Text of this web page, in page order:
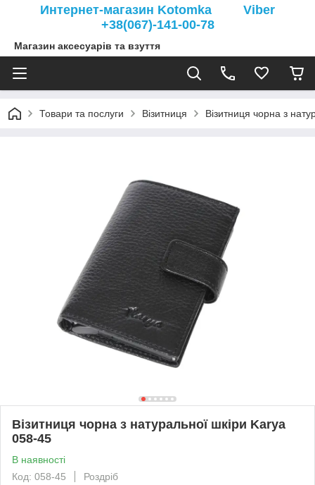
Интернет-магазин Kotomka Viber
+38(067)-141-00-78
Магазин аксесуарів та взуття
Товари та послуги Візитниця Візитниця чорна з
Візитниця чорна з натуральної шкіри Karya
058-45
В наявності
Код: 058-45
Роздріб